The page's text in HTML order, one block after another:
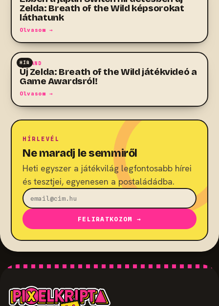
Zelda: Breath of the Wild képsorokat
láthatunk
Olvasom →
HÍR
KALAND
Új Zelda: Breath of the Wild játékvideó a
Game Awardsról!
Olvasom →
HÍRLEVÉL
Ne maradj le semmiről
Heti egyszer a játékvilág legfontosabb hírei
és tesztjei, egyenesen a postaládádba.
FELIRATKOZOM →